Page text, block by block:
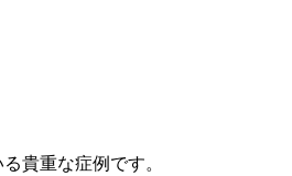
貴重な症例です。